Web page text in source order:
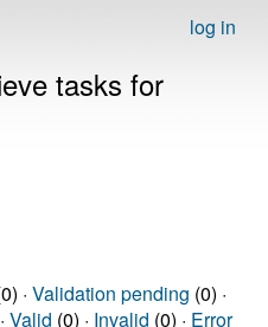
log in
tasks for
· Validation pending (0) ·
Valid (0) · Invalid (0) · Error